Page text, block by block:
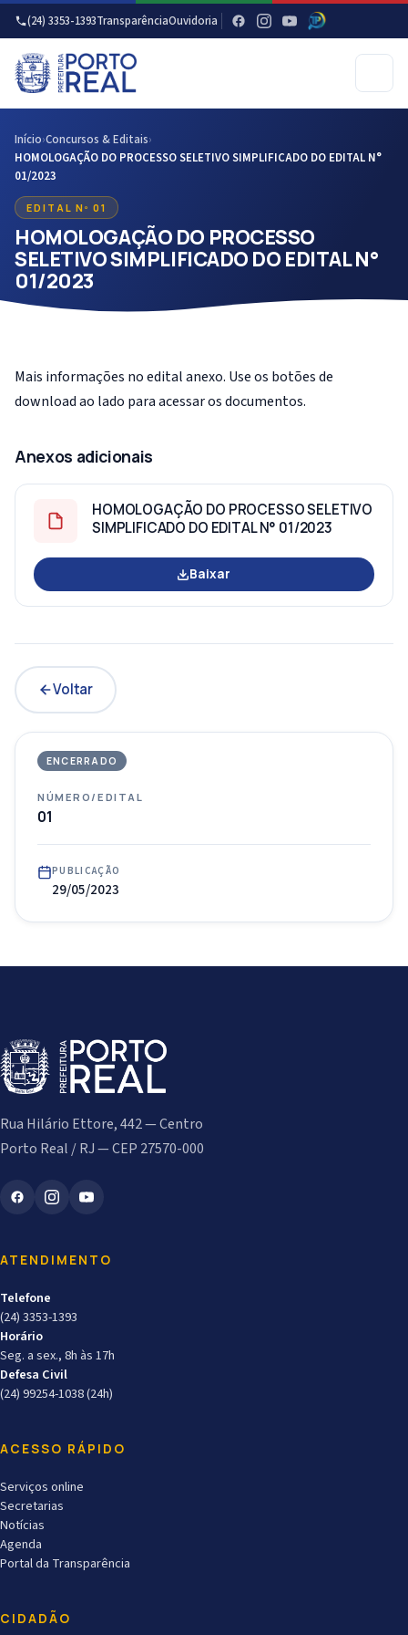
(24) 3353-1393TransparênciaOuvidoria
Início›Concursos & Editais›
HOMOLOGAÇÃO DO PROCESSO SELETIVO SIMPLIFICADO DO EDITAL N°
01/2023
EDITAL Nº 01
HOMOLOGAÇÃO DO PROCESSO
SELETIVO SIMPLIFICADO DO EDITAL N°
01/2023
Mais informações no edital anexo. Use os botões de
download ao lado para acessar os documentos.
Anexos adicionais
HOMOLOGAÇÃO DO PROCESSO SELETIVO
SIMPLIFICADO DO EDITAL N° 01/2023
Baixar
Voltar
ENCERRADO
NÚMERO/EDITAL
01
PUBLICAÇÃO
29/05/2023
Rua Hilário Ettore, 442 — Centro
Porto Real / RJ — CEP 27570-000
ATENDIMENTO
Telefone
(24) 3353-1393
Horário
Seg. a sex., 8h às 17h
Defesa Civil
(24) 99254-1038 (24h)
ACESSO RÁPIDO
Serviços online
Secretarias
Notícias
Agenda
Portal da Transparência
CIDADÃO